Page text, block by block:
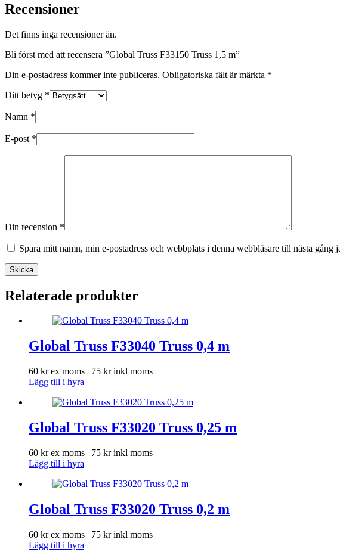
Recensioner
Det finns inga recensioner än.
Bli först med att recensera ”Global Truss F33150 Truss 1,5 m”
Din e-postadress kommer inte publiceras. Obligatoriska fält är märkta *
Ditt betyg *
Namn *
E-post *
Din recension *
Spara mitt namn, min e-postadress och webbplats i denna webbläsare till nästa gång
Skicka
Relaterade produkter
Global Truss F33040 Truss 0,4 m
60 krex moms | 75 krinkl moms
Lägg till i hyra
Global Truss F33020 Truss 0,25 m
60 krex moms | 75 krinkl moms
Lägg till i hyra
Global Truss F33020 Truss 0,2 m
60 krex moms | 75 krinkl moms
Lägg till i hyra